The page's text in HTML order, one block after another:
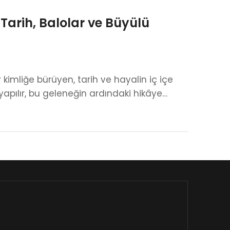
Balolar ve Büyülü
kimliğe bürüyen, tarih ve hayalin iç içe
bu geleneğin ardındaki hikâye…